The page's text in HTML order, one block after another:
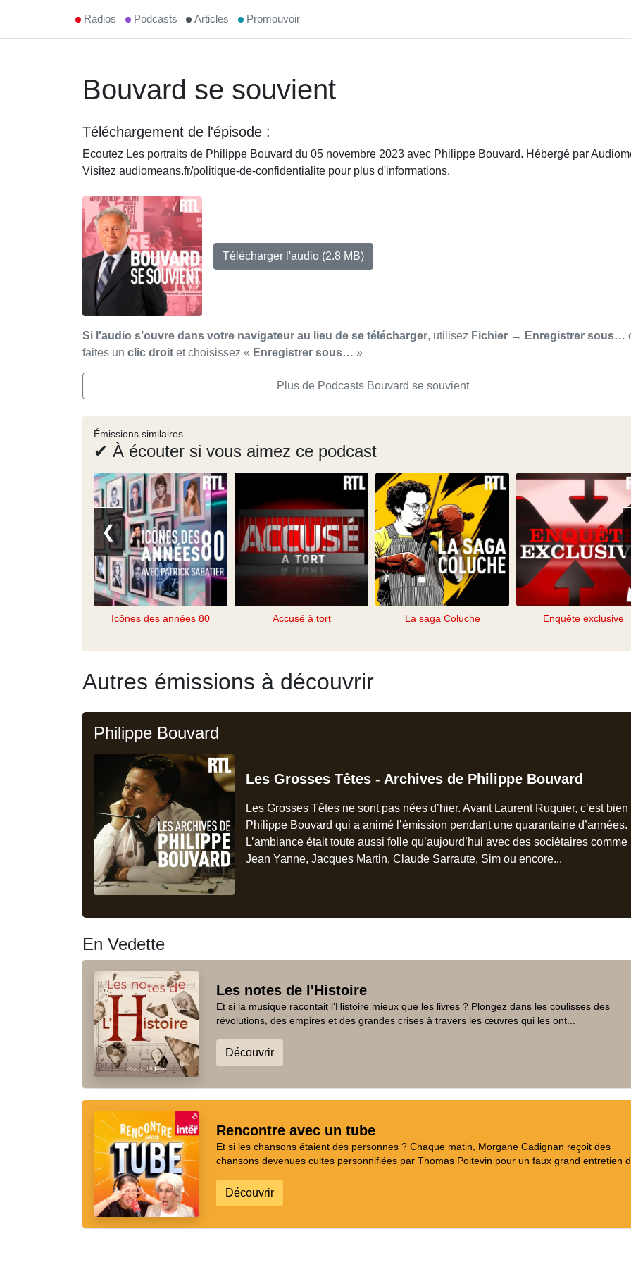
Radios Podcasts Articles Promouvoir
Bouvard se souvient
Téléchargement de l'épisode :
Ecoutez Les portraits de Philippe Bouvard du 05 novembre 2023 avec Philippe Bouvard. Hébergé par
Visitez audiomeans.fr/politique-de-confidentialite pour plus d'informations.
Télécharger l'audio (2.8 MB)
Si l'audio s’ouvre dans votre navigateur au lieu de se télécharger, utilisez Fichier → Enregistrer sous…
faites un clic droit et choisissez « Enregistrer sous… »
Plus de Podcasts Bouvard se souvient
Émissions similaires
✔ À écouter si vous aimez ce podcast
❮
Icônes des années 80 Accusé à tort La saga Coluche Enquête exclusive
Autres émissions à découvrir
Philippe Bouvard
Les Grosses Têtes - Archives de Philippe Bouvard
Les Grosses Têtes ne sont pas nées d’hier. Avant Laurent Ruquier, c’est bien
Philippe Bouvard qui a animé l’émission pendant une quarantaine d’années.
L’ambiance était toute aussi folle qu’aujourd’hui avec des sociétaires comme
Jean Yanne, Jacques Martin, Claude Sarraute, Sim ou encore...
En Vedette
Les notes de l'Histoire
Et si la musique racontait l’Histoire mieux que les livres ? Plongez dans les coulisses des
révolutions, des empires et des grandes crises à travers les œuvres qui les ont...
Découvrir
Rencontre avec un tube
Et si les chansons étaient des personnes ? Chaque matin, Morgane Cadignan reçoit des
chansons devenues cultes personnifiées par Thomas Poitevin pour un faux grand entretien
Découvrir